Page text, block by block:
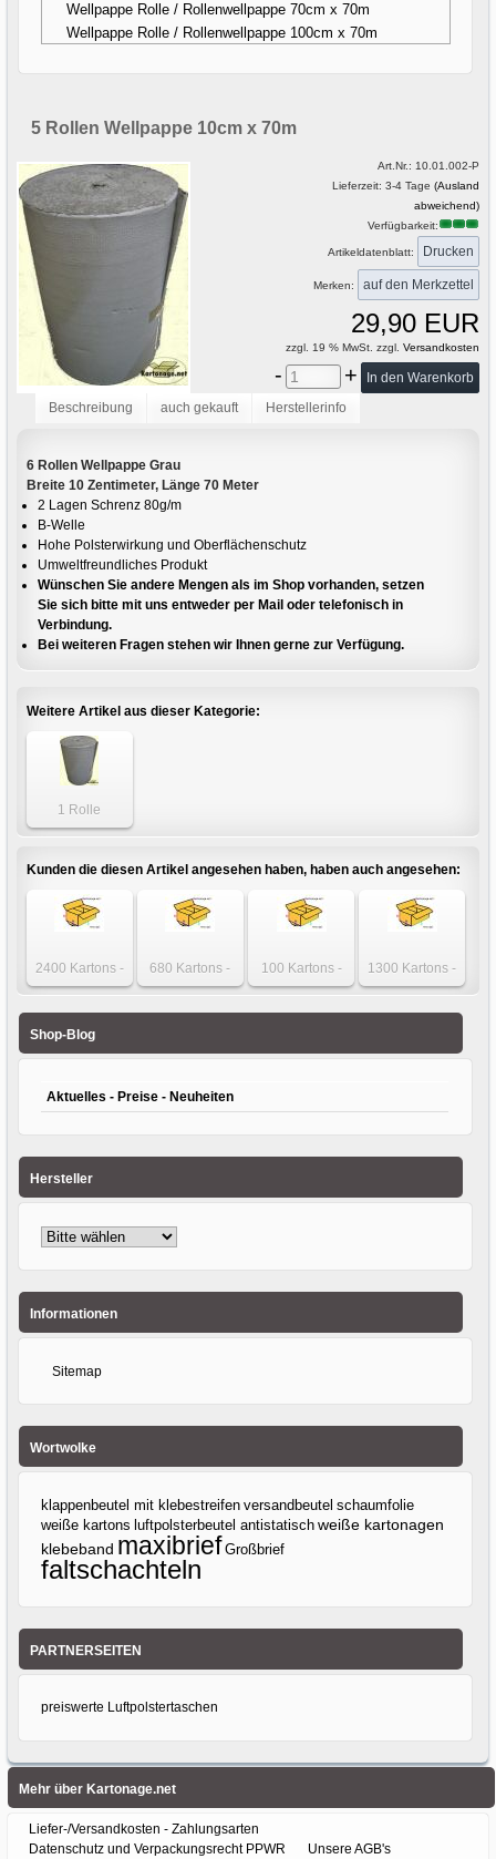
Wellpappe Rolle / Rollenwellpappe 70cm x 70m
Wellpappe Rolle / Rollenwellpappe 100cm x 70m
5 Rollen Wellpappe 10cm x 70m
Art.Nr.: 10.01.002-P
Lieferzeit: 3-4 Tage (Ausland
abweichend)
Verfügbarkeit:
Artikeldatenblatt: Drucken
Merken:
29,90 EUR
zzgl. 19 % MwSt. zzgl. Versandkosten
- +
Beschreibung auch gekauft Herstellerinfo
6 Rollen Wellpappe Grau
Breite 10 Zentimeter, Länge 70 Meter
2 Lagen Schrenz 80g/m
B-Welle
Hohe Polsterwirkung und Oberflächenschutz
Umweltfreundliches Produkt
Wünschen Sie andere Mengen als im Shop vorhanden, setzen
Sie sich bitte mit uns entweder per Mail oder telefonisch in
Verbindung.
Bei weiteren Fragen stehen wir Ihnen gerne zur Verfügung.
Weitere Artikel aus dieser Kategorie:
1 Rolle
Wellpappe 10cm
Kunden die diesen Artikel angesehen haben, haben auch angesehen:
2400 Kartons -
Karton 190 x 150
680 Kartons -
Karton 400 x 350
100 Kartons -
Karton 600 x 300
1300 Kartons -
Karton 400 x 200
Shop-Blog
Aktuelles - Preise - Neuheiten
Hersteller
Informationen
Sitemap
Wortwolke
klappenbeutel mit klebestreifen versandbeutel schaumfolie
weiße kartons luftpolsterbeutel antistatisch weiße kartonagen
klebeband maxibrief Großbrief
faltschachteln
PARTNERSEITEN
preiswerte Luftpolstertaschen
Mehr über Kartonage.net
Liefer-/Versandkosten - Zahlungsarten
Datenschutz und Verpackungsrecht PPWR
Unsere AGB's